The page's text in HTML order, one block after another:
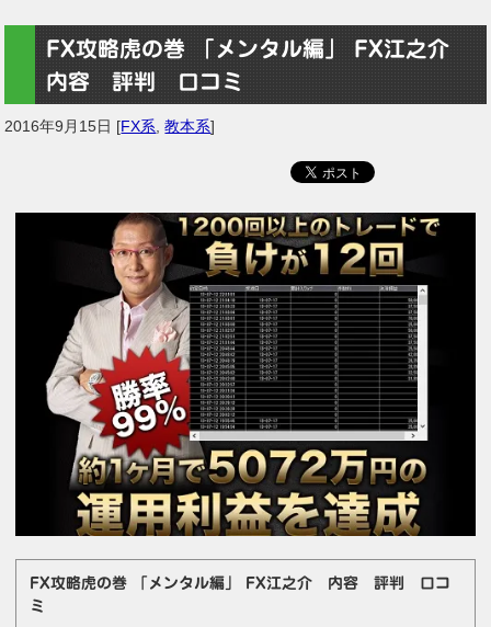
FX攻略虎の巻 「メンタル編」 FX江之介
内容 評判 口コミ
2016年9月15日 [FX系 ,教本系]
FX攻略虎の巻 「メンタル編」 FX江之介 内容 評判 口コ
ミ